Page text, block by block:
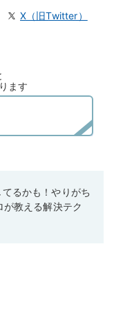
X（旧Twitter）
ます
るかも！やりがち
教える解決テク